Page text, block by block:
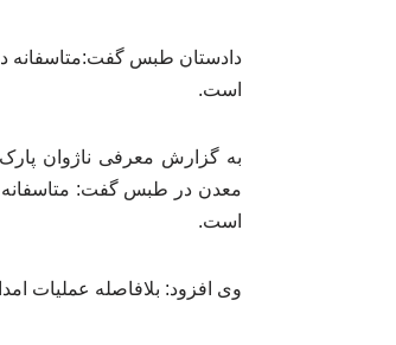
است.
به گزارش معرفی ناژوان
است.
وی افزود: بلافاصله عملیات